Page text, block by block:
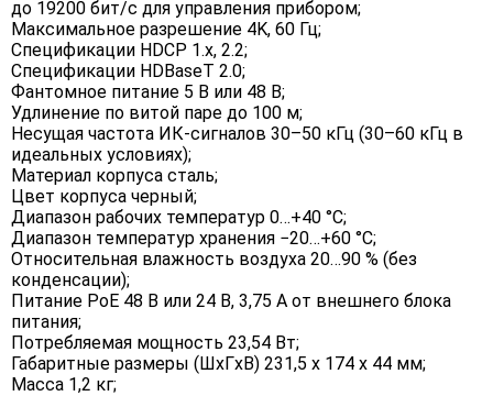
до 19200 бит/с для управления прибором;
Максимальное разрешение 4K, 60 Гц;
Спецификации HDCP 1.x, 2.2;
Спецификации HDBaseT 2.0;
Фантомное питание 5 В или 48 В;
Удлинение по витой паре до 100 м;
Несущая частота ИК-сигналов 30–50 кГц (30–60 кГц в
идеальных условиях);
Материал корпуса сталь;
Цвет корпуса черный;
Диапазон рабочих температур 0…+40 °C;
Диапазон температур хранения −20…+60 °C;
Относительная влажность воздуха 20…90 % (без
конденсации);
Питание PoE 48 В или 24 В, 3,75 А от внешнего блока
питания;
Потребляемая мощность 23,54 Вт;
Габаритные размеры (ШxГxВ) 231,5 x 174 x 44 мм;
Масса 1,2 кг;